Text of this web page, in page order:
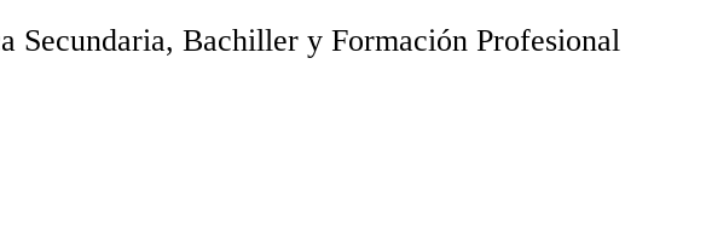
Secundaria, Bachiller y Formación Profesional